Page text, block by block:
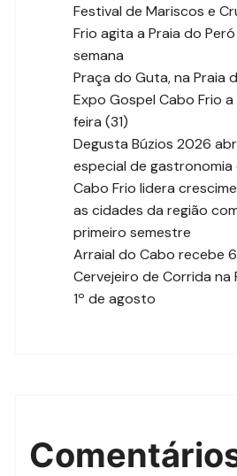
Festival de Mariscos e
Frio agita a Praia do
semana
Praça do Guta, na Praia
Expo Gospel Cabo Frio
feira (31)
Degusta Búzios 2026
especial de gastronomia
Cabo Frio lidera
as cidades da região
primeiro semestre
Arraial do Cabo recebe
Cervejeiro de Corrida na
1º de agosto